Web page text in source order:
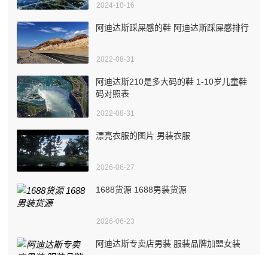
2024-10-16
阿迪达斯踩屎感的鞋 阿迪达斯踩屎感排行
2022-08-31
阿迪达斯210是多大码的鞋 1-10岁儿童鞋
码对照表
2022-08-31
漂亮衣服的图片 男装衣服
2026-06-27
1688货源 1688男装货源
2026-06-23
阿迪达斯专卖店男装 服装品牌加盟女装